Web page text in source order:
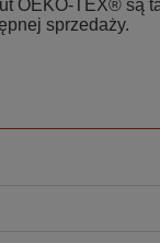
OEKO-TEX® są
sprzedaży.
zawiera ewentualnych